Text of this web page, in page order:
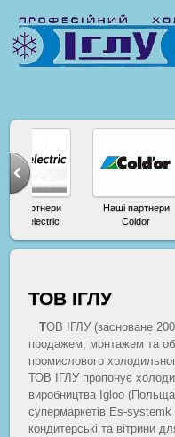
партнери
Наші партнери
Coldor
ТОВ ІГЛУ
ТОВ ІГЛУ (засноване
продажем, монтажем та
промислового
ТОВ ІГЛУ пропонує
виробництва Igloo
супермаркетів Es-
кондитерські та вітрини